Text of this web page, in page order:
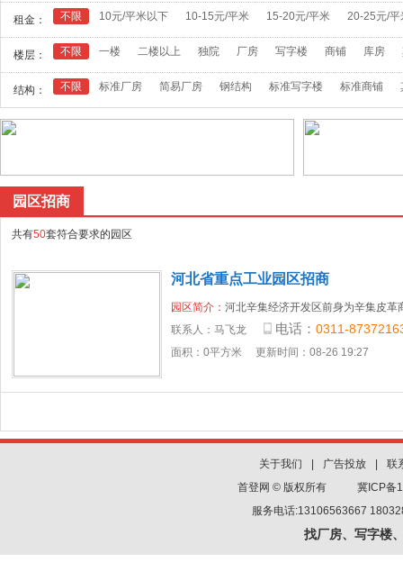
租金： 不限 10元/平米以下 10-15元/平米 15-20元/平米 20-25元/平
楼层： 不限 一楼 二楼以上 独院 厂房 写字楼 商铺 库房
结构： 不限 标准厂房 简易厂房 钢结构 标准写字楼 标准商铺
园区招商
共有50套符合要求的园区
河北省重点工业园区招商
园区简介： 河北辛集经济开发区前身为辛集皮革
联系人： 马飞龙 电话： 0311-
面积：0平方米 更新时间：08-26 19:27
关于我们 广告投放
联
首登网 © 版权所有
冀ICP备
服务电话:13106563667
找厂房、写字楼